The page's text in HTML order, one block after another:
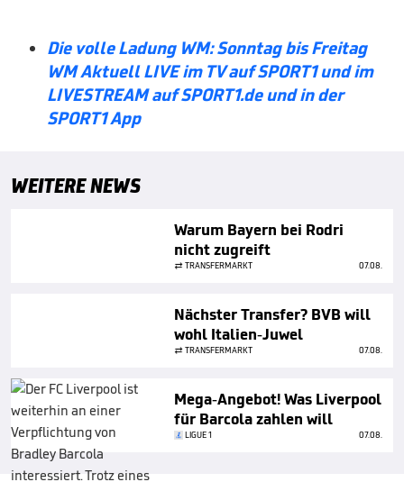
Die volle Ladung WM: Sonntag bis Freitag
WM Aktuell LIVE im TV auf SPORT1 und im
LIVESTREAM auf SPORT1.de und in der
SPORT1 App
WEITERE NEWS
Warum Bayern bei Rodri
nicht zugreift
TRANSFERMARKT 07.08.
Nächster Transfer? BVB will
wohl Italien-Juwel
TRANSFERMARKT 07.08.
Mega-Angebot! Was Liverpool
für Barcola zahlen will
LIGUE 1 07.08.